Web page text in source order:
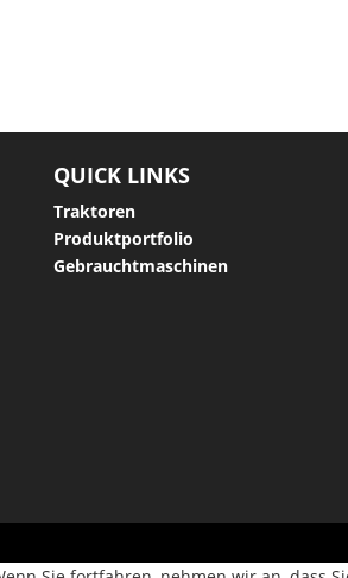
QUICK LINKS
Traktoren
Produktportfolio
Gebrauchtmaschinen